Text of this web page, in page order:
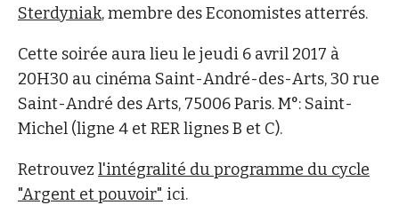
Sterdyniak, membre des Economistes atterrés.
Cette soirée aura lieu le jeudi 6 avril 2017 à
20H30 au cinéma Saint-André-des-Arts, 30 rue
Saint-André des Arts, 75006 Paris. M°: Saint-
Michel (ligne 4 et RER lignes B et C).
Retrouvez l'intégralité du programme du cycle
"Argent et pouvoir" ici.